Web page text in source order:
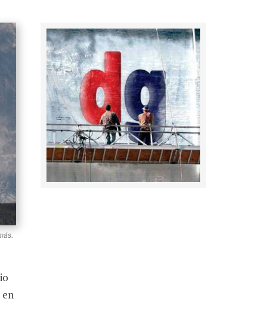
en